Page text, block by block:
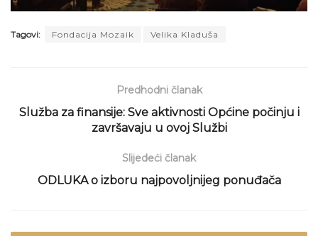
Tagovi: Fondacija Mozaik Velika Kladuša
Predhodni članak
Služba za finansije: Sve aktivnosti Općine počinju i
završavaju u ovoj Službi
Slijedeći članak
ODLUKA o izboru najpovoljnijeg ponuđača